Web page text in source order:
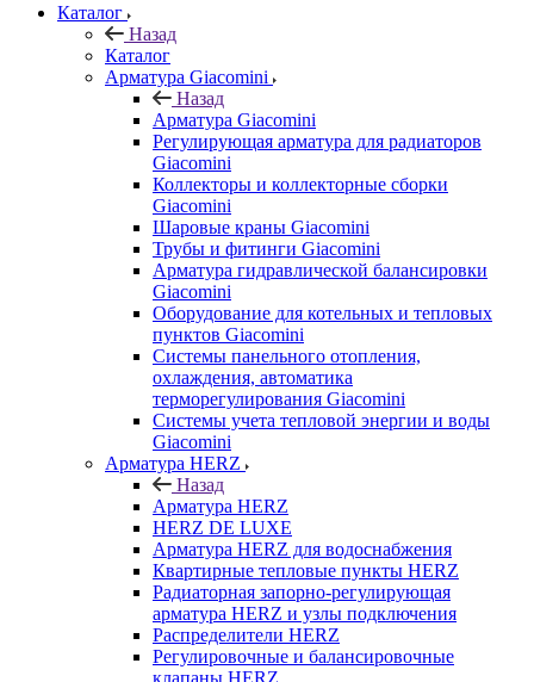
Каталог
Назад
Каталог
Арматура Giacomini
Назад
Арматура Giacomini
Регулирующая арматура для радиаторов
Giacomini
Коллекторы и коллекторные сборки
Giacomini
Шаровые краны Giacomini
Трубы и фитинги Giacomini
Арматура гидравлической балансировки
Giacomini
Оборудование для котельных и тепловых
пунктов Giacomini
Системы панельного отопления,
охлаждения, автоматика
терморегулирования Giacomini
Системы учета тепловой энергии и воды
Giacomini
Арматура HERZ
Назад
Арматура HERZ
HERZ DE LUXE
Арматура HERZ для водоснабжения
Квартирные тепловые пункты HERZ
Радиаторная запорно-регулирующая
арматура HERZ и узлы подключения
Распределители HERZ
Регулировочные и балансировочные
клапаны HERZ